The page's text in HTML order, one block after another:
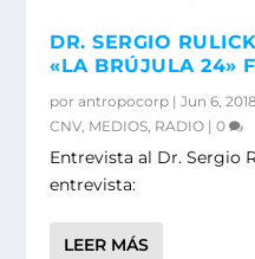
DR. SERGIO
«LA BRÚJULA 24»
porantropocorp |Jun 6, 2018
CNV MEDIOS RADIO |0
Entrevista al Dr. Sergio
entrevista:
LEER MÁS